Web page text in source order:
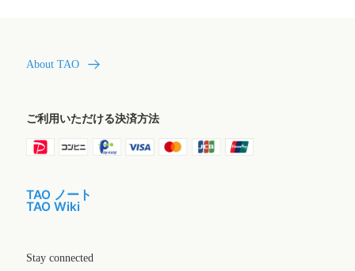
About TAO
ご利用いただける決済方法
TAO ノート
TAO Wiki
Stay connected